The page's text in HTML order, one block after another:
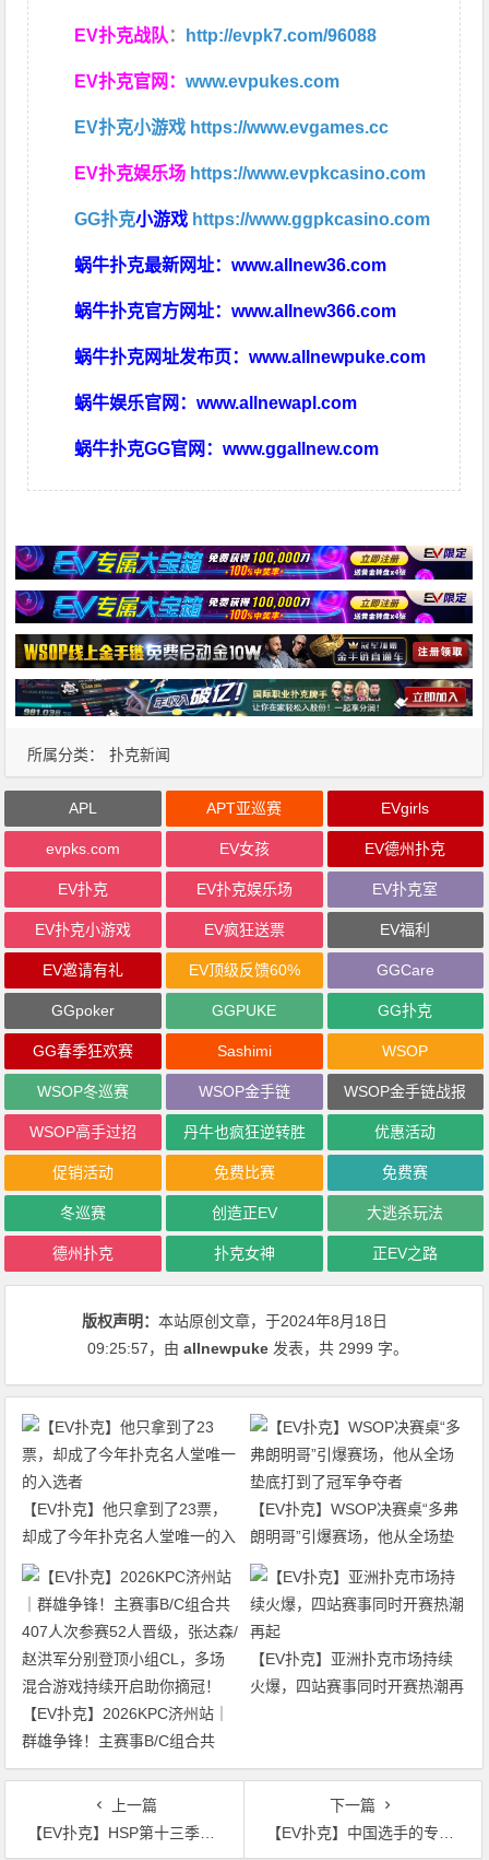
EV扑克战队 ： http://evpk7.com/96088
EV扑克官网：www.evpukes.com
EV扑克小游戏 https://www.evgames.cc
EV扑克娱乐场 https://www.evpkcasino.com
GG扑克小游戏 https://www.ggpkcasino.com
蜗牛扑克最新网址：www.allnew36.com
蜗牛扑克官方网址：www.allnew366.com
蜗牛扑克网址发布页：www.allnewpuke.com
蜗牛娱乐官网：www.allnewapl.com
蜗牛扑克GG官网：www.ggallnew.com
所属分类： 扑克新闻
APL APT亚巡赛 EVgirls
evpks.com EV女孩 EV德州扑克
EV扑克 EV扑克娱乐场 EV扑克室
EV扑克小游戏 EV疯狂送票 EV福利
EV邀请有礼 EV顶级反馈60% GGCare
GGpoker GGPUKE GG扑克
GG春季狂欢赛 Sashimi WSOP
WSOP冬巡赛 WSOP金手链 WSOP金手链战报
WSOP高手过招 丹牛也疯狂逆转胜 优惠活动
促销活动 免费比赛 免费赛
冬巡赛 创造正EV 大逃杀玩法
德州扑克 扑克女神 正EV之路
版权声明：本站原创文章，于2024年8月18日
09:25:57，由allnewpuke 发表，共 2999 字。
【EV扑克】他只拿到了23票，
却成了今年扑克名人堂唯一的入
选者
【EV扑克】WSOP决赛桌“多弗
朗明哥”引爆赛场，他从全场垫
底打到了冠军争夺者
【EV扑克】2026KPC济州站｜
群雄争锋！主赛事B/C组合共
407人次参赛52人晋级，张达森/
赵洪军分别登顶小组CL，多场
混合游戏持续开启助你摘冠！
【EV扑克】亚洲扑克市场持续
火爆，四站赛事同时开赛热潮再
上一篇
【EV扑克】HSP第十三季最新亮点：有人听顺失败却成功诈唬，有人手拿QQ输给A4翻牌中两对
下一篇
【EV扑克】中国选手的专属荣耀！WSOP史上首次“决赛桌纪念戒指”，线上金手链已正式启航